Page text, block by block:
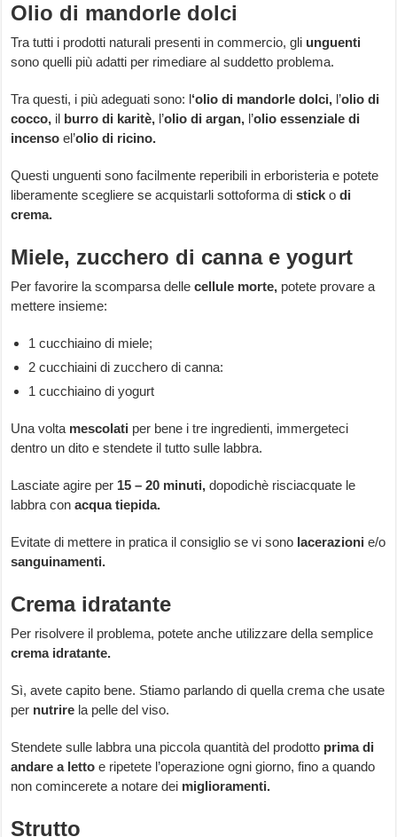
Olio di mandorle dolci
Tra tutti i prodotti naturali presenti in commercio, gli unguenti
sono quelli più adatti per rimediare al suddetto problema.
Tra questi, i più adeguati sono: l‘olio di mandorle dolci, l’olio di
cocco, il burro di karitè, l’olio di argan, l’olio essenziale di
incenso el’olio di ricino.
Questi unguenti sono facilmente reperibili in erboristeria e potete
liberamente scegliere se acquistarli sottoforma disticko di
crema.
Miele, zucchero di canna e yogurt
Per favorire la scomparsa dellecellule morte, potete provare a
mettere insieme:
1 cucchiaino di miele;
2 cucchiaini di zucchero di canna:
1 cucchiaino di yogurt
Una volta mescolati per bene i tre ingredienti, immergeteci
dentro un dito e stendete il tutto sulle labbra.
Lasciate agire per 15 – 20 minuti, dopodichè risciacquate le
labbra conacqua tiepida.
Evitate di mettere in pratica il consiglio se vi sono lacerazionie/o
sanguinamenti.
Crema idratante
Per risolvere il problema, potete anche utilizzare della semplice
crema idratante.
Sì, avete capito bene. Stiamo parlando di quella crema che usate
per nutrire la pelle del viso.
Stendete sulle labbra una piccola quantità del prodotto prima di
andare a letto e ripetete l’operazione ogni giorno, fino a quando
non comincerete a notare dei miglioramenti.
Strutto